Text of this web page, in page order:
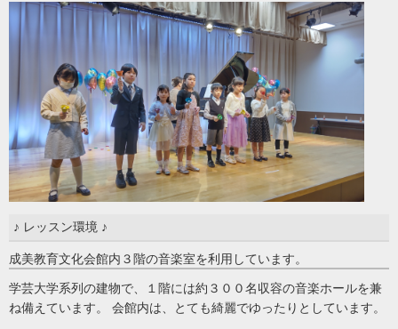
♪ レッスン環境 ♪
成美教育文化会館内３階の音楽室を利用しています。
学芸大学系列の建物で、１階には約３００名収容の音楽ホールを兼
ね備えています。 会館内は、とても綺麗でゆったりとしています。